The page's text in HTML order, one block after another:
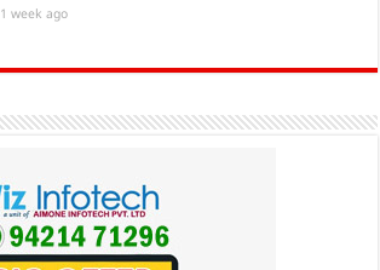
1 week ago